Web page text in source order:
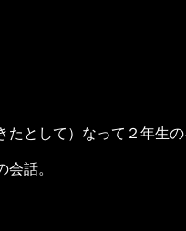
たとして）なって２年生
話。